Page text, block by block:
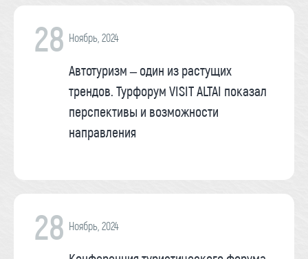
28 Ноябрь, 2024
Автотуризм – один из растущих
трендов. Турфорум VISIT ALTAI показал
перспективы и возможности
направления
28 Ноябрь, 2024